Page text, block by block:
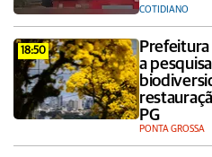
COTIDIANO
18:50
Prefeitura
a
PG
PONTA GROSSA